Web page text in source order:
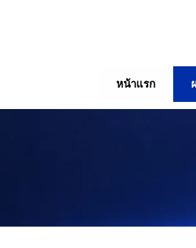
หน้าแรก